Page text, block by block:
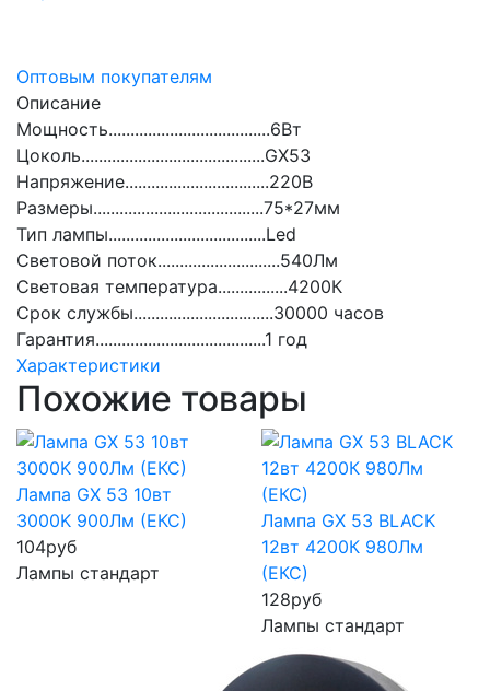
Оптовым покупателям
Описание
Мощность.....................................6Вт
Цоколь..........................................GХ53
Напряжение.................................220В
Размеры.......................................75*27мм
Тип лампы....................................Led
Световой поток............................540Лм
Световая температура................4200К
Срок службы................................30000 часов
Гарантия.......................................1 год
Характеристики
Похожие товары
Лампа GX 53 10вт
3000K 900Лм (ЕКС)
104руб
Лампы стандарт
Лампа GX 53 BLACK
12вт 4200К 980Лм
(ЕКС)
128руб
Лампы стандарт